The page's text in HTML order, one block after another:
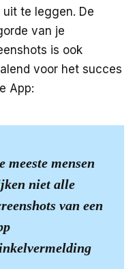
uit te leggen. De
van je
is ook
voor het succes
App:
meeste mensen
niet alle
van een